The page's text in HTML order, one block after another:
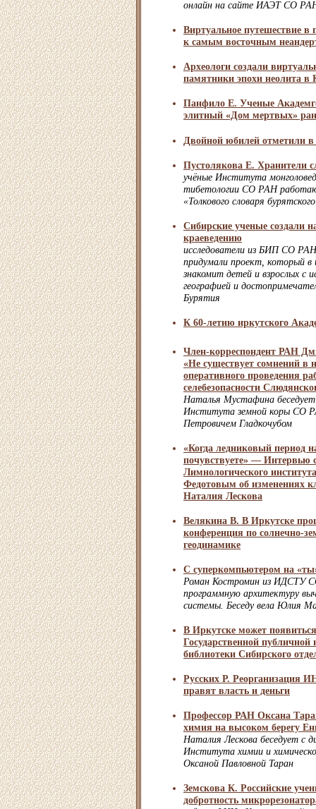
онлайн на сайте ИАЭТ СО
Виртуальное путешествие
к самым восточным
Археологи создали
памятники эпохи неолита в
Панфило Е. Ученые
элитный «Дом мертвых»
Двойной юбилей
Пустолякова Е. Хранители
учёные Института
тибетологии СО РАН
«Толкового словаря
Сибирские ученые создали
краеведению
исследователи из БИП СО
придумали проект, который в
знакомит детей и взрослых с
географией и
Бурятия
К 60-летию иркутского
Член-корреспондент РАН
«Не существует сомнений в
оперативного проведения
селебезопасности
Наталья Мустафина
Института земной коры СО
Петровичем Гладкочубом
«Когда ледниковый период
почувствуете» — Интервью
Лимнологического
Федотовым об изменениях
Наталия Лескова
Велякина В. В Иркутске
конференция по солнечно-
геодинамике
С суперкомпьютером на
Роман Костромин из ИДСТУ
программную архитектуру
системы. Беседу вела Юлия
В Иркутске может
Государственной публичной
библиотеки Сибирского
Русских Р. Реорганизация
правят власть и деньги
Профессор РАН Оксана
химия на высоком берегу
Наталия Лескова беседует с
Института химии и
Оксаной Павловной Таран
Земскова К. Российские
добротность